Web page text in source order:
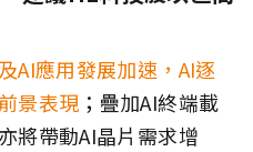
AI應用發展加速，AI逐
景表現 ；疊加AI終端載
將帶動AI晶片需求增